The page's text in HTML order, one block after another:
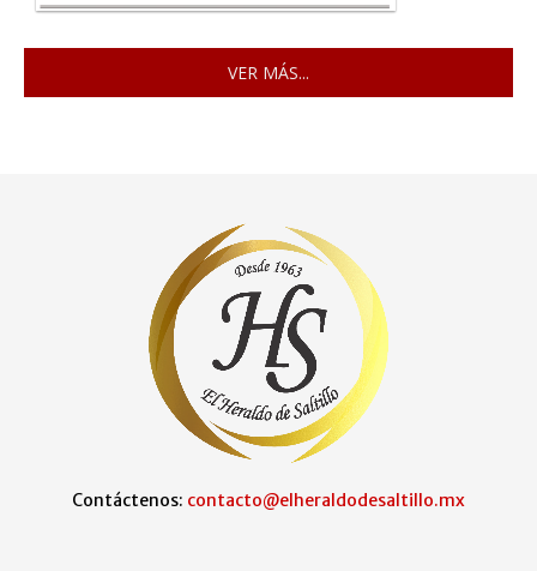
VER MÁS...
Contáctenos: contacto@elheraldodesaltillo.mx